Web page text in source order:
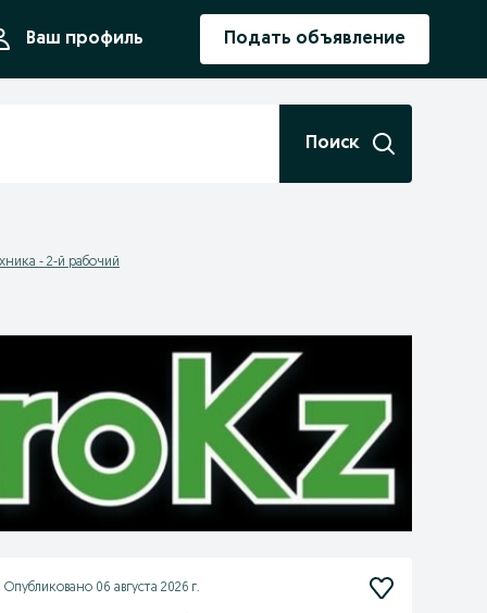
Ваш профиль Подать объявление
Поиск
- 2-й рабочий
Опубликовано 06 августа 2026 г.